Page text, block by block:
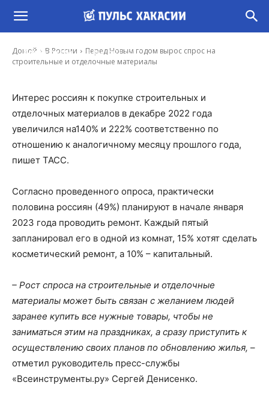
Домой В России
Перед Новым годом вырос спрос на
строительные и отделочные материалы
Перед Новым годом вырос спрос на
строительные и отделочные материалы
Ирина Гусева - 25 Дек, 2022 17:27
Интерес россиян к покупке строительных и
отделочных материалов в декабре 2022 года
увеличился на140% и 222% соответственно по
отношению к аналогичному месяцу прошлого года,
пишет ТАСС.
Согласно проведенного опроса, практически
половина россиян (49%) планируют в начале января
2023 года проводить ремонт. Каждый пятый
запланировал его в одной из комнат, 15% хотят сделать
косметический ремонт, а 10% – капитальный.
– Рост спроса на строительные и отделочные
материалы может быть связан с желанием людей
заранее купить все нужные товары, чтобы не
заниматься этим на праздниках, а сразу приступить к
осуществлению своих планов по обновлению жилья, –
отметил руководитель пресс-службы
«Всеинструменты.ру» Сергей Денисенко.